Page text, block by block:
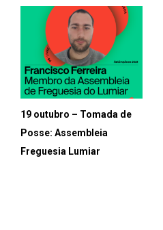
19 outubro – Tomada de
Posse: Assembleia
Freguesia Lumiar